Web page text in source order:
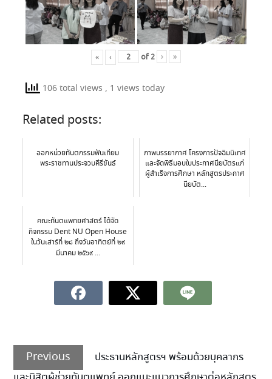
« ‹ of 2 › »
106 total views , 1 views today
Related posts:
ออกหน่วยทันตกรรมฟันเทียม
พระราชทานประจวบคีรีขันธ์
ภาพบรรยากาศ โครงการปัจฉิมนิเทศ
และจัดพิธีมอบใบประกาศนียบัตรแก่
ผู้สำเร็จการศึกษา หลักสูตรประกาศ
นียบัต...
คณะทันตแพทยศาสตร์ ได้จัด
กิจกรรม Dent NU Open House
ในวันเสาร์ที่ ๒๘ ถึงวันอาทิตย์ที่ ๒๙
มีนาคม ๒๕๖๙ ...
Previous
ประธานหลักสูตรฯ พร้อมด้วยบุคลากร